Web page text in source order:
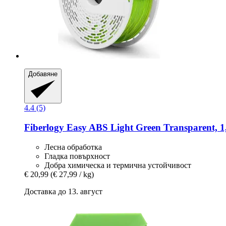
Добавяне
4.4 (5)
Fiberlogy Easy ABS Light Green Transparent,
Лесна обработка
Гладка повърхност
Добра химическа и термична устойчивост
€ 20,99 (€ 27,99 / kg)
Доставка до 13. август